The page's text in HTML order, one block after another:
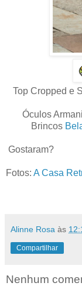
Top Cropped e
Óculos
Brincos
Gostaram?
Fotos: A Casa
Alinne Rosa às
Compartilhar
Nenhum